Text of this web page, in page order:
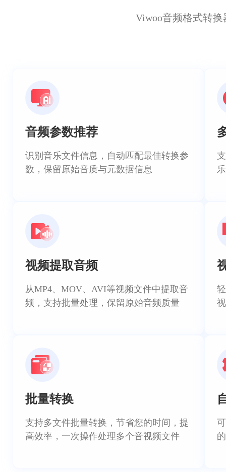
Viwoo音频格式转
音频参数推荐
识别音乐文件信息，自动匹配最佳转换参
数，保留原始音质与元数据信息
视频提取音频
从MP4、MOV、AVI等视频文件中提取音
频，支持批量处理，保留原始音频质量
批量转换
支持多文件批量转换，节省您的时间，提
高效率，一次操作处理多个音视频文件